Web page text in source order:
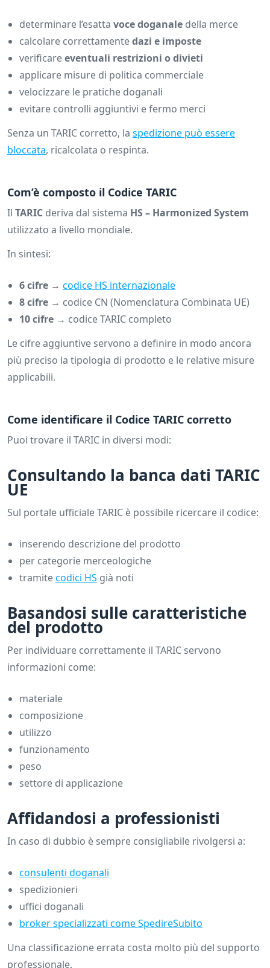
determinare l’esatta voce doganale della merce
calcolare correttamentedazi e imposte
verificareeventuali restrizioni o divieti
applicare misure di politica commerciale
velocizzare le pratiche doganali
evitare controlli aggiuntivi e fermo merci
Senza un TARIC corretto, la spedizione può essere
bloccata, ricalcolata o respinta.
Com’è composto il Codice TARIC
Il TARIC deriva dal sistema HS – Harmonized System
utilizzato a livello mondiale.
In sintesi:
6 cifre → codice HS internazionale
8 cifre → codice CN (Nomenclatura Combinata UE)
10 cifre → codice TARIC completo
Le cifre aggiuntive servono a definire in modo ancora
più preciso la tipologia di prodotto e le relative misure
applicabili.
Come identificare il Codice TARIC corretto
Puoi trovare il TARIC in diversi modi:
Consultando la banca dati TARIC
UE
Sul portale ufficiale TARIC è possibile ricercare il codice:
inserendo descrizione del prodotto
per categorie merceologiche
tramitecodici HS già noti
Basandosi sulle caratteristiche
del prodotto
Per individuare correttamente il TARIC servono
informazioni come:
materiale
composizione
utilizzo
funzionamento
peso
settore di applicazione
Affidandosi a professionisti
In caso di dubbio è sempre consigliabile rivolgersi a:
consulenti doganali
spedizionieri
uffici doganali
broker specializzati come SpedireSubito
Una classificazione errata costa molto più del supporto
professionale.